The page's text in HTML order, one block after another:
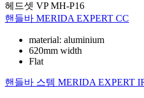
헤드셋 VP MH-P16
핸들바 MERIDA EXPERT CC
material: aluminium
620mm width
Flat
핸들바 스템 MERIDA EXPERT